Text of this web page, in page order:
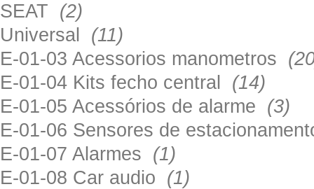
SEAT (2)
Universal (11)
E-01-03 Acessorios manometros
E-01-04 Kits fecho central (14)
E-01-05 Acessórios de alarme (3)
E-01-06 Sensores de
E-01-07 Alarmes (1)
E-01-08 Car audio (1)